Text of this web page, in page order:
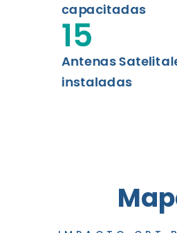
capacitadas
Antenas
instaladas
15